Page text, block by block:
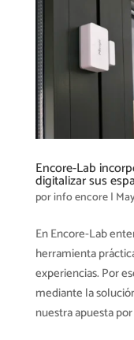
Encore-Lab
digitalizar sus
porinfo encore|
En Encore-Lab
herramienta
experiencias. Por
mediante la
nuestra apuesta